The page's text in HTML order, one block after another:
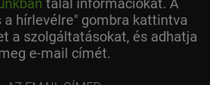
talál információkat. A
a hírlevélre" gombra kattintva
a szolgáltatásokat, és adhatja
e-mail címét.